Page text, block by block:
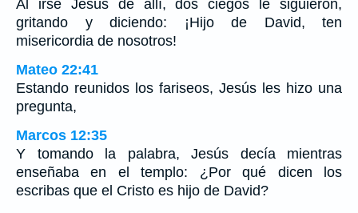
Al irse Jesús de allí, dos ciegos le siguieron,
gritando y diciendo: ¡Hijo de David, ten
misericordia de nosotros!
Mateo 22:41
Estando reunidos los fariseos, Jesús les hizo una
pregunta,
Marcos 12:35
Y tomando la palabra, Jesús decía mientras
enseñaba en el templo: ¿Por qué dicen los
escribas que el Cristo es hijo de David?